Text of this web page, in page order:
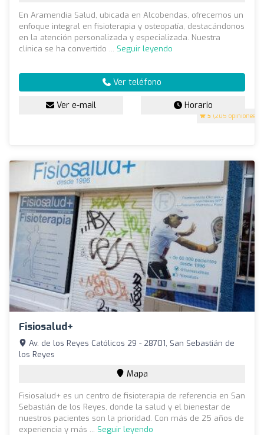
5 (205 opiniones)
En Aramendia Salud, ubicada en Alcobendas, ofrecemos un
enfoque integral en fisioterapia y osteopatía, destacándonos
en la atención personalizada y especializada. Nuestra
clínica se ha convertido ... Seguir leyendo
Ver teléfono
Ver e-mail Horario
Fisiosalud+
Av. de los Reyes Católicos 29 - 28701, San Sebastián de
los Reyes
Mapa
Fisiosalud+ es un centro de fisioterapia de referencia en San
Sebastián de los Reyes, donde la salud y el bienestar de
nuestros pacientes son la prioridad. Con más de 25 años de
experiencia y más ... Seguir leyendo